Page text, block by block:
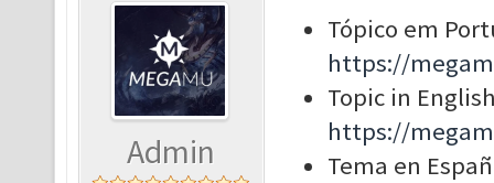
Admin
Tópico em
https://
Topic in
https://
Tema en